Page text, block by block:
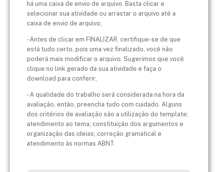
há uma caixa de envio de arquivo. Basta clicar e
selecionar sua atividade ou arrastar o arquivo até a
caixa de envio de arquivo;
- Antes de clicar em FINALIZAR, certifique-se de que
está tudo certo, pois uma vez finalizado, você não
poderá mais modificar o arquivo. Sugerimos que você
clique no link gerado da sua atividade e faça o
download para conferir;
- A qualidade do trabalho será considerada na hora da
avaliação, então, preencha tudo com cuidado. Alguns
dos critérios de avaliação são a utilização do template;
atendimento ao tema; constituição dos argumentos e
organização das ideias; correção gramatical e
atendimento às normas ABNT.